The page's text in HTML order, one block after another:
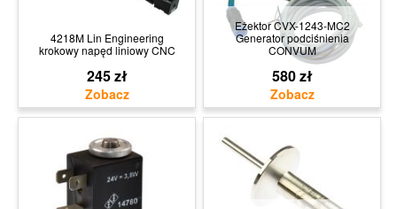
4218M Lin Engineering
krokowy napęd liniowy CNC
245 zł
Eżektor CVX-1243-MC2
Generator podciśnienia
CONVUM
580 zł